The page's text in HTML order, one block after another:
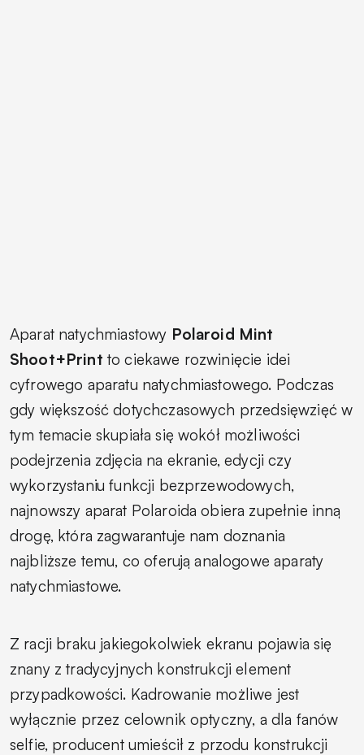
Aparat natychmiastowy Polaroid Mint
Shoot+Print to ciekawe rozwinięcie idei
cyfrowego aparatu natychmiastowego. Podczas
gdy większość dotychczasowych przedsięwzięć w
tym temacie skupiała się wokół możliwości
podejrzenia zdjęcia na ekranie, edycji czy
wykorzystaniu funkcji bezprzewodowych,
najnowszy aparat Polaroida obiera zupełnie inną
drogę, która zagwarantuje nam doznania
najbliższe temu, co oferują analogowe aparaty
natychmiastowe.
Z racji braku jakiegokolwiek ekranu pojawia się
znany z tradycyjnych konstrukcji element
przypadkowości. Kadrowanie możliwe jest
wyłącznie przez celownik optyczny, a dla fanów
selfie, producent umieścił z przodu konstrukcji